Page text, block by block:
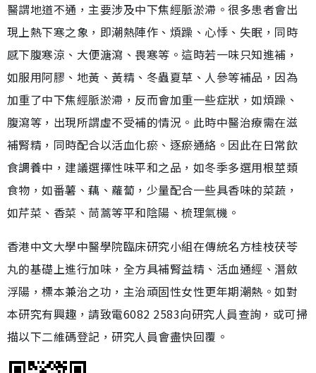
醫謂地道不通，主要涉及中下焦經脈淤滯。很多患者會出
現上熱下寒之象，即潮熱陣作、煩躁、心悸、失眠，同時
感下腹寒涼、大便溏瀉、畏寒等。這時若一味只知進補，
如服用阿膠、地黃、黃精、冬蟲夏草、人參等補品，因為
加重了中下焦經脈淤滯，反而會加重一些症狀，如煩躁、
腹瀉等，出現所謂虛不受補的情況。此時中醫治療需在滋
補腎精，同時配合以活血化瘀、逐瘀通絡。因此在日常飲
食調養中，建議選擇性味平和之品，如冬季多選用根莖類
食物，如番薯、藕、蘿蔔，少量配合一些具香味的菜蔬，
如芹菜、香菜、茼蒿等平和陰陽、梳理氣機。
香港中文大學中醫學院臨床研究小組在傳統名方桂枝茯苓
丸的基礎上進行加味，全方具補腎益精、活血通經、潛斂
浮陽，標本兼治之功，主治頑固性女性更年期潮熱。如對
本研究有興趣，請致電6082 2583向研究人員查詢，或可掃
描以下二維碼登記，研究人員會盡快回覆。